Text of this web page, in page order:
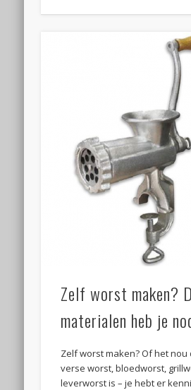
Zelf worst maken?
materialen heb je
Zelf worst maken? Of het nou
verse worst, bloedworst,
leverworst is – je hebt er